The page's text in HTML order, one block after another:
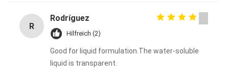
R
Rodríguez
Hilfreich (2)
Good for liquid formulation.The water-soluble
liquid is transparent.